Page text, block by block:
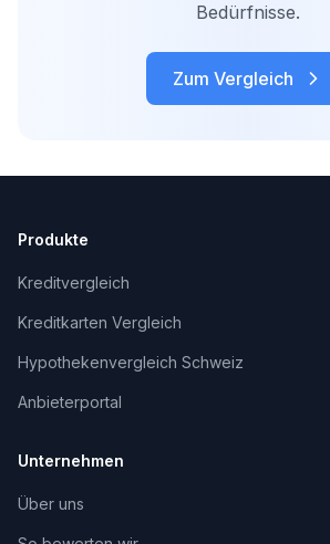
Bedürfnisse.
Zum Vergleich
Produkte
Kreditvergleich
Kreditkarten Vergleich
Hypothekenvergleich Schweiz
Anbieterportal
Unternehmen
Über uns